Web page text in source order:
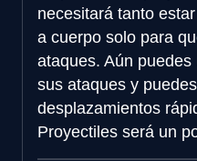
necesitará tanto
a cuerpo solo para
ataques. Aún
sus ataques y
desplazamientos
Proyectiles será un